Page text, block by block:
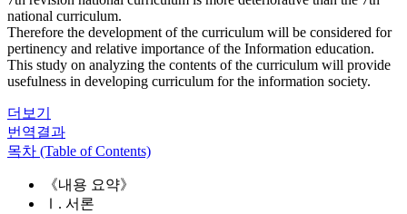
national curriculum.
Therefore the development of the curriculum will be considered for
pertinency and relative importance of the Information education.
This study on analyzing the contents of the curriculum will provide
usefulness in developing curriculum for the information society.
더보기
번역결과
목차 (Table of Contents)
《내용 요약》
Ⅰ. 서론